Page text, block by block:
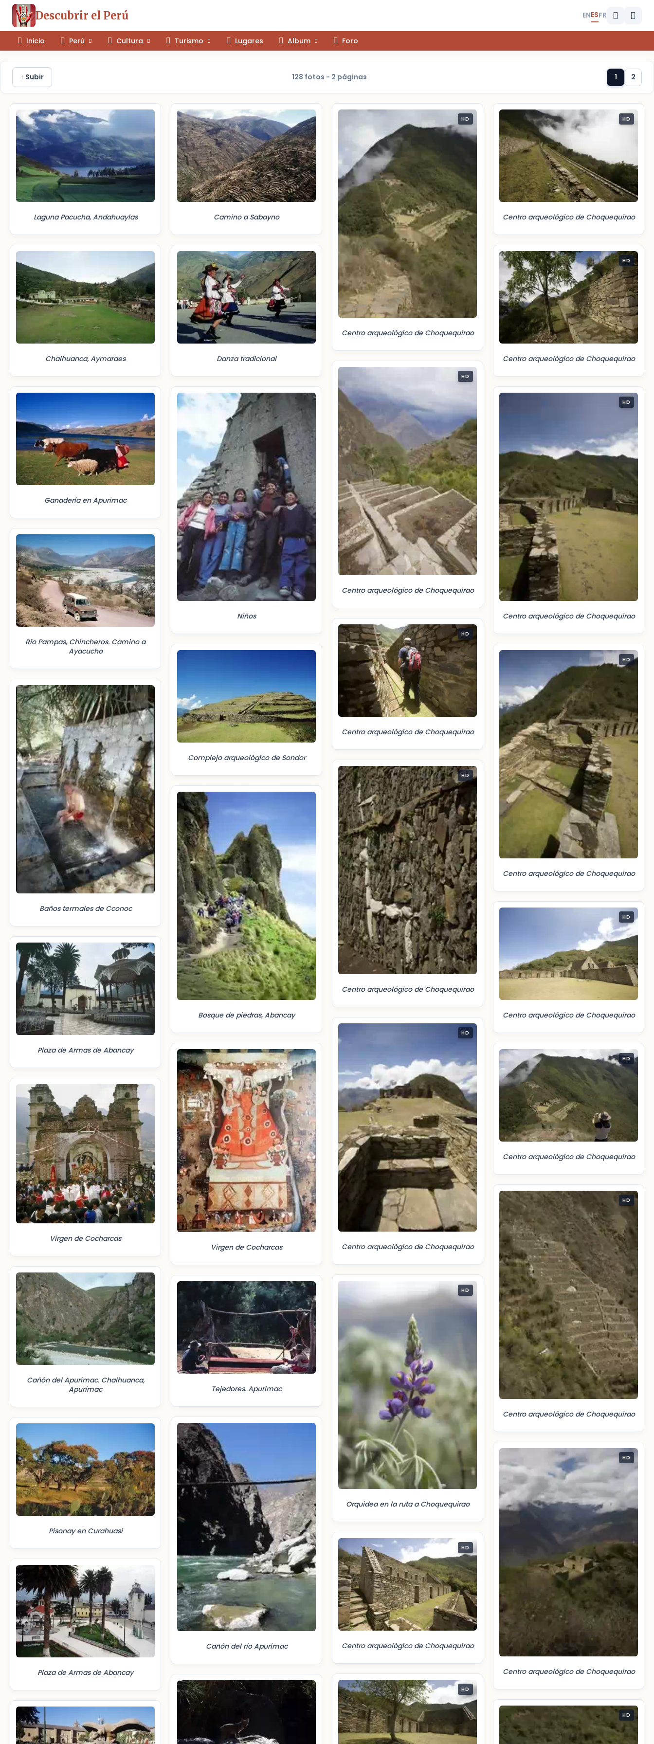
Descubrir el Perú ENESFR
Inicio Perú Cultura Turismo Lugares Album Foro
↑ Subir 128 fotos - 2 páginas 1 2
Laguna Pacucha, Andahuaylas
Chalhuanca, Aymaraes
Ganadería en Apurimac
Río Pampas, Chincheros. Camino a
Ayacucho
Baños termales de Cconoc
Plaza de Armas de Abancay
Virgen de Cocharcas
Cañón del Apurímac. Chalhuanca,
Apurímac
Pisonay en Curahuasi
Plaza de Armas de Abancay
Camino a Sabayno
Danza tradicional
Niños
Complejo arqueológico de Sondor
Bosque de piedras, Abancay
Virgen de Cocharcas
Tejedores. Apurímac
Cañón del río Apurímac
HD
Centro arqueológico de Choquequirao
HD
Centro arqueológico de Choquequirao
HD
Centro arqueológico de Choquequirao
HD
Centro arqueológico de Choquequirao
HD
Centro arqueológico de Choquequirao
HD
Orquidea en la ruta a Choquequirao
HD
Centro arqueológico de Choquequirao
HD
HD
Centro arqueológico de Choquequirao
HD
Centro arqueológico de Choquequirao
HD
Centro arqueológico de Choquequirao
HD
Centro arqueológico de Choquequirao
HD
Centro arqueológico de Choquequirao
HD
Centro arqueológico de Choquequirao
HD
Centro arqueológico de Choquequirao
HD
Centro arqueológico de Choquequirao
HD